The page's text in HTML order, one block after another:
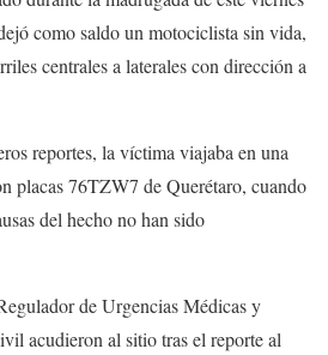
como saldo un motociclista sin vida,
centrales a laterales con dirección a
reportes, la víctima viajaba en una
placas 76TZW7 de Querétaro, cuando
del hecho no han sido
de Urgencias Médicas y
acudieron al sitio tras el reporte al